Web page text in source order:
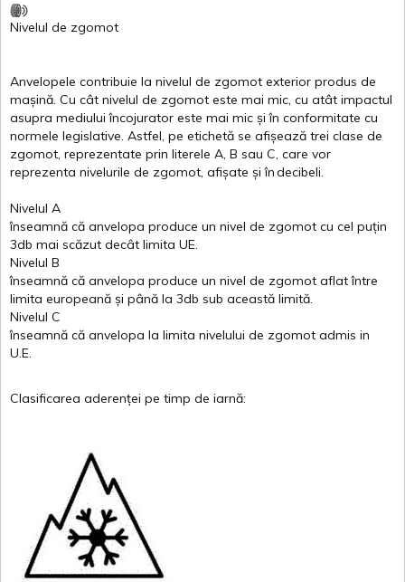
Nivelul de zgomot
Anvelopele contribuie la nivelul de zgomot exterior produs de
mașină. Cu cât nivelul de zgomot este mai mic, cu atât impactul
asupra mediului încojurator este mai mic și în conformitate cu
normele legislative. Astfel, pe etichetă se afișează trei clase de
zgomot, reprezentate prin literele A, B sau C, care vor
reprezenta nivelurile de zgomot, afișate și îndecibeli.
Nivelul A
înseamnă că anvelopa produce un nivel de zgomot cu cel puțin
3db mai scăzut decât limita UE.
Nivelul B
înseamnă că anvelopa produce un nivel de zgomot aflat între
limita europeană și până la 3db sub această limită.
Nivelul C
înseamnă că anvelopa la limita nivelului de zgomot admis in
U.E.
Clasificarea aderenței pe timp de iarnă: